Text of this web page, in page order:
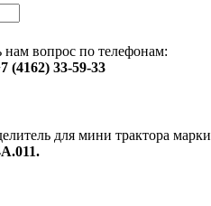
вопрос по телефонам:
(4162) 33-59-33
для мини трактора марки